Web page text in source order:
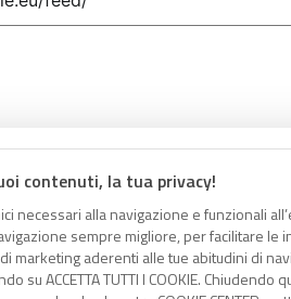
contenuti, la tua privacy!
necessari alla navigazione e funzionali
sempre migliore, per facilitare
marketing aderenti alle tue abitudini di
su ACCETTA TUTTI I COOKIE.
link RSS negli appunti.